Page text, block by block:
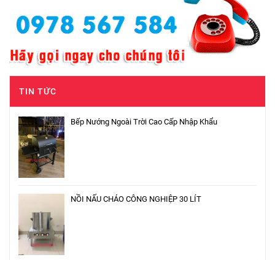
TIN TỨC
Bếp Nướng Ngoài Trời Cao Cấp Nhập Khẩu
NỒI NẤU CHÁO CÔNG NGHIỆP 30 LÍT